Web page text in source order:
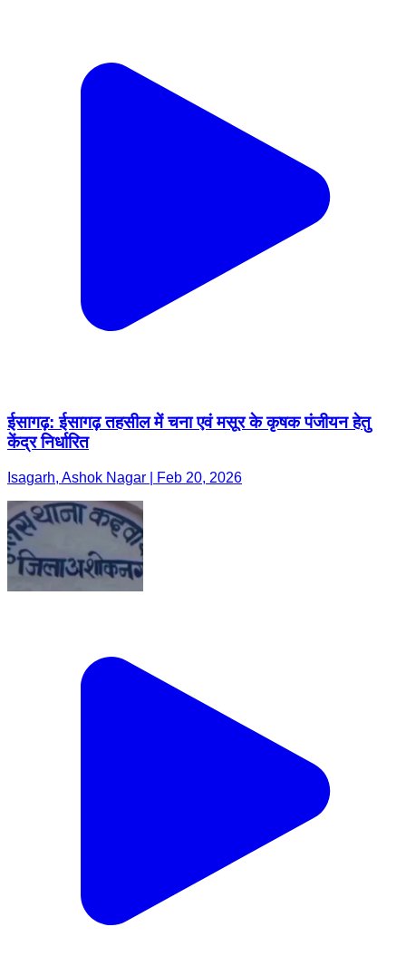
ईसागढ़: ईसागढ़ तहसील में चना एवं मसूर के कृषक पंजीयन हेतु
केंद्र निर्धारित
Isagarh, Ashok Nagar | Feb 20, 2026